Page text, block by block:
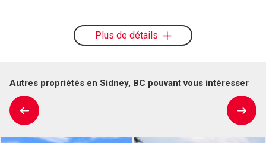
Plus de détails
Autres propriétés en Sidney, BC pouvant vous intéresser